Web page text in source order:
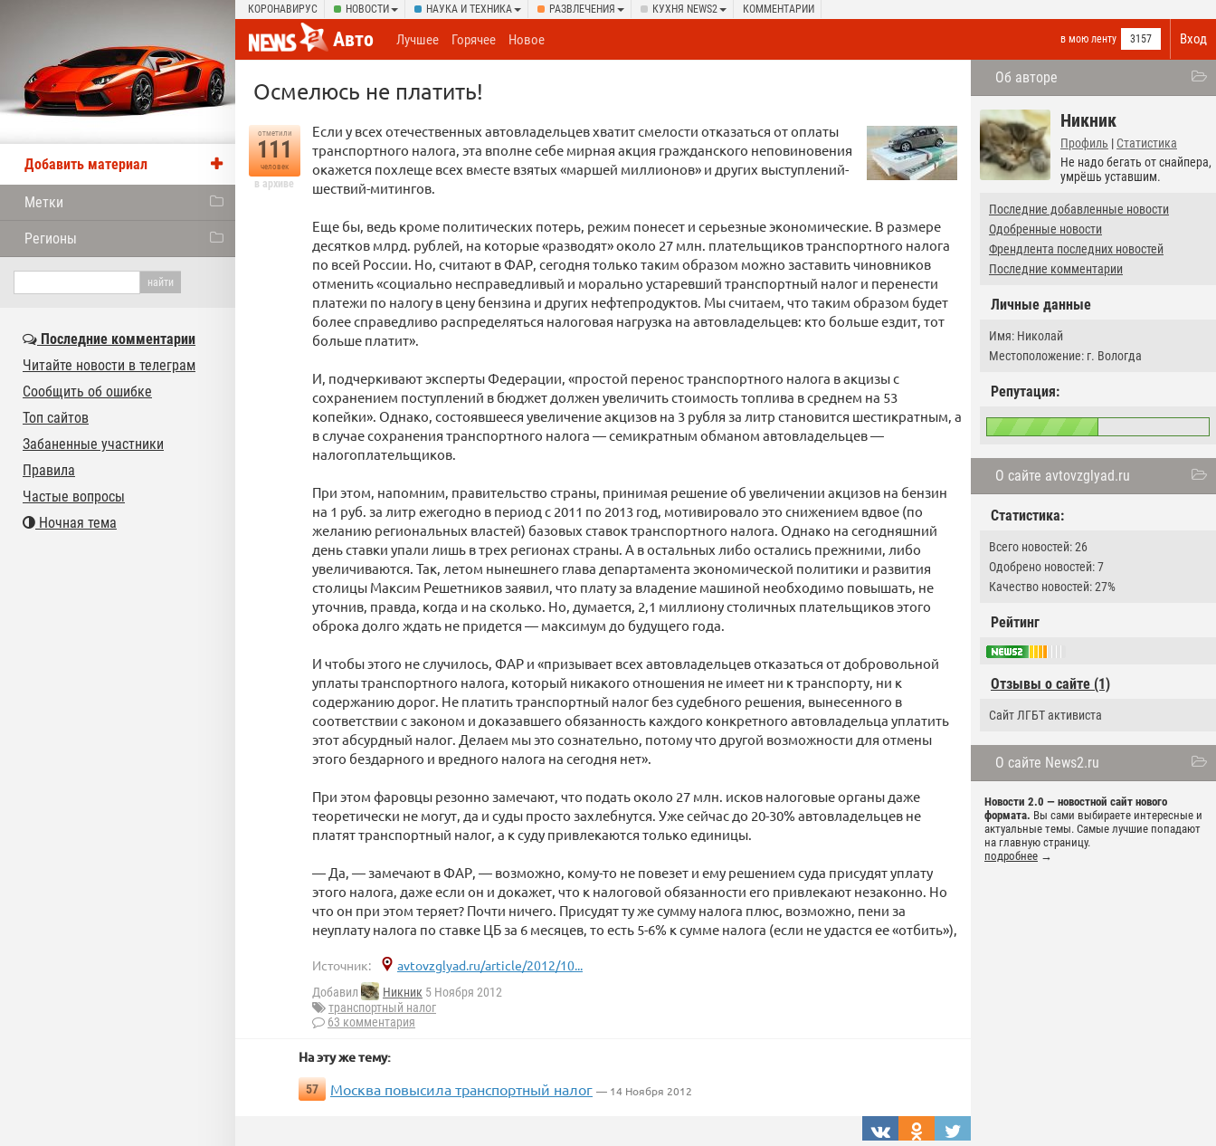
КОРОНАВИРУС НОВОСТИ НАУКА И ТЕХНИКА РАЗВЛЕЧЕНИЯ КУХНЯ NEWS2 КОММЕНТАРИИ
Вход
Авто в мою ленту 3157
Лучшее Горячее Новое
Об авторе
Никник
Профиль | Статистика
Не надо бегать от снайпера,
умрёшь уставшим.
Последние добавленные новости
Одобренные новости
Френдлента последних новостей
Последние комментарии
Личные данные
Имя: Николай
Местоположение: г. Вологда
Репутация:
О сайте avtovzglyad.ru
Статистика:
Всего новостей: 26
Одобрено новостей: 7
Качество новостей: 27%
Рейтинг
Отзывы о сайте (1)
Сайт ЛГБТ активиста
О сайте News2.ru
Новости 2.0 — новостной сайт нового
формата. Вы сами выбираете интересные и
актуальные темы. Самые лучшие попадают
на главную страницу.
подробнее →
Осмелюсь не платить!
отметили
111
человек
в архиве
Если у всех отечественных автовладельцев хватит смелости отказаться от оплаты
транспортного налога, эта вполне себе мирная акция гражданского неповиновения
окажется похлеще всех вместе взятых «маршей миллионов» и других выступлений-
шествий-митингов.
Еще бы, ведь кроме политических потерь, режим понесет и серьезные экономические. В размере
десятков млрд. рублей, на которые «разводят» около 27 млн. плательщиков транспортного налога
по всей России. Но, считают в ФАР, сегодня только таким образом можно заставить чиновников
отменить «социально несправедливый и морально устаревший транспортный налог и перенести
платежи по налогу в цену бензина и других нефтепродуктов. Мы считаем, что таким образом будет
более справедливо распределяться налоговая нагрузка на автовладельцев: кто больше ездит, тот
больше платит».
И, подчеркивают эксперты Федерации, «простой перенос транспортного налога в акцизы с
сохранением поступлений в бюджет должен увеличить стоимость топлива в среднем на 53
копейки». Однако, состоявшееся увеличение акцизов на 3 рубля за литр становится шестикратным, а
в случае сохранения транспортного налога — семикратным обманом автовладельцев —
налогоплательщиков.
При этом, напомним, правительство страны, принимая решение об увеличении акцизов на бензин
на 1 руб. за литр ежегодно в период с 2011 по 2013 год, мотивировало это снижением вдвое (по
желанию региональных властей) базовых ставок транспортного налога. Однако на сегодняшний
день ставки упали лишь в трех регионах страны. А в остальных либо остались прежними, либо
увеличиваются. Так, летом нынешнего глава департамента экономической политики и развития
столицы Максим Решетников заявил, что плату за владение машиной необходимо повышать, не
уточнив, правда, когда и на сколько. Но, думается, 2,1 миллиону столичных плательщиков этого
оброка долго ждать не придется — максимум до будущего года.
И чтобы этого не случилось, ФАР и «призывает всех автовладельцев отказаться от добровольной
уплаты транспортного налога, который никакого отношения не имеет ни к транспорту, ни к
содержанию дорог. Не платить транспортный налог без судебного решения, вынесенного в
соответствии с законом и доказавшего обязанность каждого конкретного автовладельца уплатить
этот абсурдный налог. Делаем мы это сознательно, потому что другой возможности для отмены
этого бездарного и вредного налога на сегодня нет».
При этом фаровцы резонно замечают, что подать около 27 млн. исков налоговые органы даже
теоретически не могут, да и суды просто захлебнутся. Уже сейчас до 20-30% автовладельцев не
платят транспортный налог, а к суду привлекаются только единицы.
— Да, — замечают в ФАР, — возможно, кому-то не повезет и ему решением суда присудят уплату
этого налога, даже если он и докажет, что к налоговой обязанности его привлекают незаконно. Но
что он при этом теряет? Почти ничего. Присудят ту же сумму налога плюс, возможно, пени за
неуплату налога по ставке ЦБ за 6 месяцев, то есть 5-6% к сумме налога (если не удастся ее «отбить»),
Источник: avtovzglyad.ru/article/2012/10...
Добавил Никник 5 Ноября 2012
транспортный налог
63 комментария
На эту же тему:
57 Москва повысила транспортный налог — 14 Ноября 2012
Добавить материал
Метки
Регионы
Последние комментарии
Читайте новости в телеграм
Сообщить об ошибке
Топ сайтов
Забаненные участники
Правила
Частые вопросы
Ночная тема